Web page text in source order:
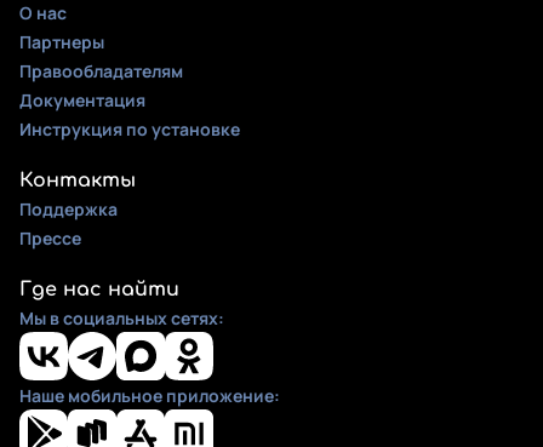
О нас
Партнеры
Правообладателям
Документация
Инструкция по установке
Контакты
Поддержка
Прессе
Где нас найти
Мы в социальных сетях:
Наше мобильное приложение: